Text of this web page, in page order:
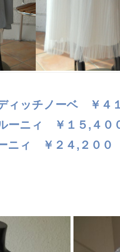
ィッチノーベ ￥４
ーニィ ￥１５,４０
ニィ ￥２４,２００